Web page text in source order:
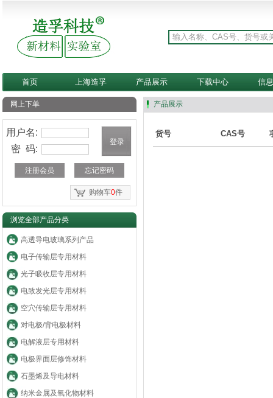
首页 上海造孚 产品展示 下载中心 信
网上下单
用户名:
密 码:
注册会员 忘记密码
购物车0件
浏览全部产品分类
高透导电玻璃系列产品
电子传输层专用材料
光子吸收层专用材料
电致发光层专用材料
空穴传输层专用材料
对电极/背电极材料
电解液层专用材料
电极界面层修饰材料
石墨烯及导电材料
纳米金属及氧化物材料
产品展示
货号 CAS号